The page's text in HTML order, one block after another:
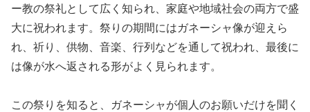
ー教の祭礼として広く知られ、家庭や地域社会の両方で盛
大に祝われます。祭りの期間にはガネーシャ像が迎えら
れ、祈り、供物、音楽、行列などを通して祝われ、最後に
は像が水へ返される形がよく見られます。
この祭りを知ると、ガネーシャが個人のお願いだけを聞く